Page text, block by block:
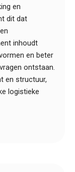
en
dit dat
inhoudt
en beter
ontstaan.
en structuur,
logistieke